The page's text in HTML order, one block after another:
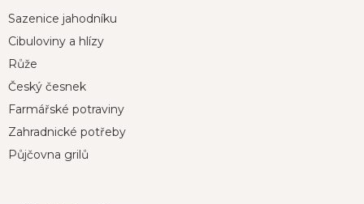
aSazenice jahodníku
Cibuloviny a hlízy
Růže
Český česnek
Farmářské potraviny
Zahradnické potřeby
Půjčovna grilů